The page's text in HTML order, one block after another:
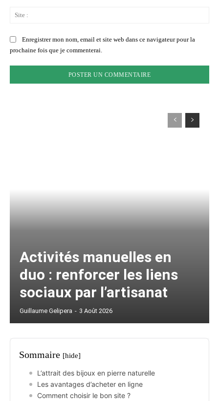
Enregistrer mon nom, email et site web dans ce navigateur pour la
prochaine fois que je commenterai.
Activités manuelles en
duo : renforcer les liens
sociaux par l’artisanat
Guillaume Gelipera - 3 Août 2026
Sommaire [hide]
L’attrait des bijoux en pierre naturelle
Les avantages d’acheter en ligne
Comment choisir le bon site ?